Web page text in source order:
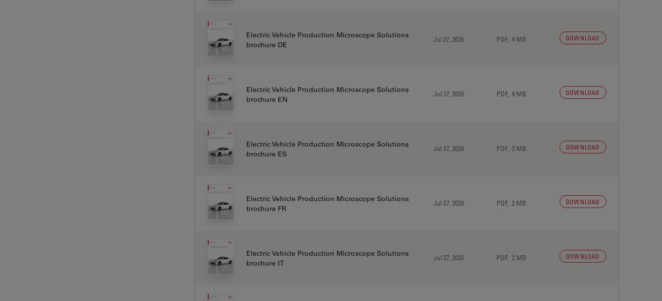
Electric Vehicle Production Microscope Solutions
brochure DE
Jul 27, 2026 PDF, 4 MB DOWNLOAD
Electric Vehicle Production Microscope Solutions
brochure EN
Jul 27, 2026 PDF, 4 MB DOWNLOAD
Electric Vehicle Production Microscope Solutions
brochure ES
Jul 27, 2026 PDF, 2 MB DOWNLOAD
Electric Vehicle Production Microscope Solutions
brochure FR
Jul 27, 2026 PDF, 2 MB DOWNLOAD
Electric Vehicle Production Microscope Solutions
brochure IT
Jul 27, 2026 PDF, 2 MB DOWNLOAD